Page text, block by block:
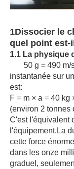
1Dissocier le
quel point
1.1 La physique
50 g = 490
instantanée sur
est:
F = m × a = 40 kg
(environ 2 tonnes
C'est l'équivalent
l'équipement.La
cette force
dans les onze
graduel,